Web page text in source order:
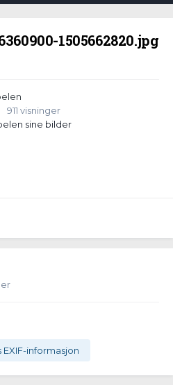
1505662820.jpg
911 visninger
sine bilder
EXIF-informasjon